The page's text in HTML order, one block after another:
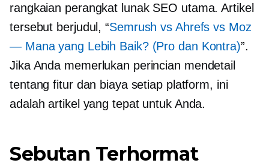
rangkaian perangkat lunak SEO utama. Artikel
tersebut berjudul, “Semrush vs Ahrefs vs Moz
— Mana yang Lebih Baik? (Pro dan Kontra)”.
Jika Anda memerlukan perincian mendetail
tentang fitur dan biaya setiap platform, ini
adalah artikel yang tepat untuk Anda.
Sebutan Terhormat